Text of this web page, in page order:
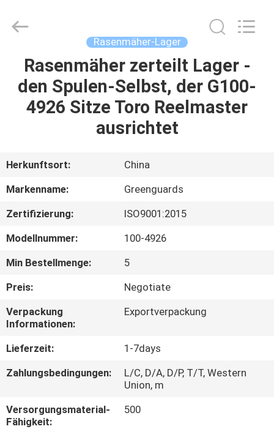
HAUS
PRODUKTE
UNS
AUSFLUG
QUALITÄTSKONTROLLE
TRETEN
SIE
MIT
UNS
VERBINDUNG
Trading
Rasenmäher-Lager
Rasenmäher zerteilt Lager -
den Spulen-Selbst, der G100-
4926 Sitze Toro Reelmaster
ausrichtet
Herkunftsort:
China
Markenname:
Greenguards
Zertifizierung:
ISO9001:2015
Modellnummer:
100-4926
Min Bestellmenge:
5
Preis:
Negotiate
Verpackung
Informationen:
Exportverpackung
Lieferzeit:
1-7days
Zahlungsbedingungen:
L/C, D/A, D/P, T/T, Western
Union, m
Versorgungsmaterial-
Fähigkeit:
500